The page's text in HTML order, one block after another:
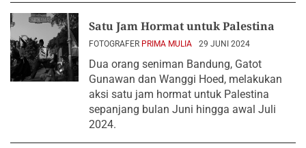
Satu Jam Hormat untuk Palestina
FOTOGRAFER PRIMA MULIA 29 JUNI 2024
Dua orang seniman Bandung, Gatot
Gunawan dan Wanggi Hoed, melakukan
aksi satu jam hormat untuk Palestina
sepanjang bulan Juni hingga awal Juli
2024.